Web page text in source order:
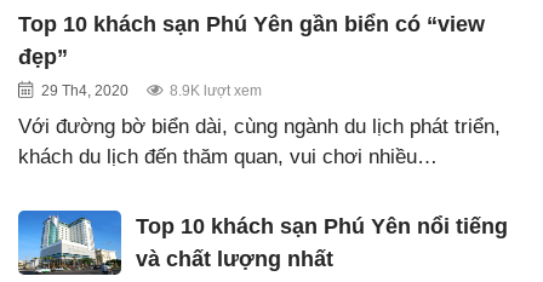
Top 10 khách sạn Phú Yên gần biển có “view
đẹp”
29 Th4, 2020 8.9K lượt xem
Với đường bờ biển dài, cùng ngành du lịch phát triển,
khách du lịch đến thăm quan, vui chơi nhiều…
Top 10 khách sạn Phú Yên nổi tiếng
và chất lượng nhất